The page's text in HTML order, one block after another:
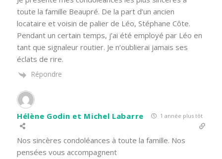
toute la famille Beaupré. De la part d’un ancien
locataire et voisin de palier de Léo, Stéphane Côte.
Pendant un certain temps, j’ai été employé par Léo en
tant que signaleur routier. Je n’oublierai jamais ses
éclats de rire.
Répondre
Hélène Godin et Michel Labarre 1 année plus tôt
Nos sincères condoléances à toute la famille. Nos
pensées vous accompagnent